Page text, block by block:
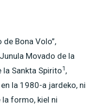
Bona Volo”,
Movado de la
la Sankta Spirito1 ,
la 1980-a jardeko, ni
formo, kiel ni